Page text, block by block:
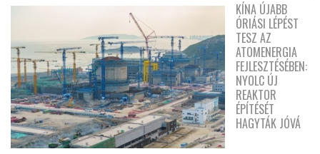
KÍNA ÚJABB
ÓRIÁSI LÉPÉST
TESZ AZ
ATOMENERGIA
FEJLESZTÉSÉBEN:
NYOLC ÚJ
REAKTOR
ÉPÍTÉSÉT
HAGYTÁK JÓVÁ